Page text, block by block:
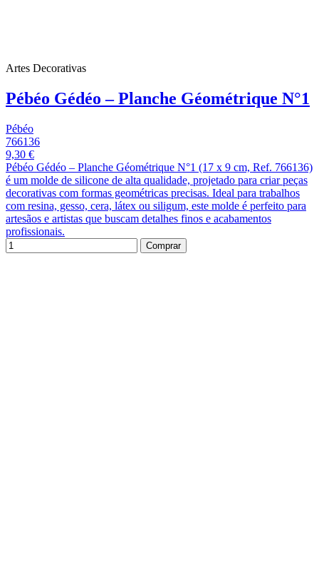
Artes Decorativas
Pébéo Gédéo – Planche Géométrique N°1
Pébéo
766136
9,30 €
Pébéo Gédéo – Planche Géométrique N°1 (17 x 9 cm, Ref. 766136)
é um molde de silicone de alta qualidade, projetado para criar peças
decorativas com formas geométricas precisas. Ideal para trabalhos
com resina, gesso, cera, látex ou siligum, este molde é perfeito para
artesãos e artistas que buscam detalhes finos e acabamentos
profissionais.
Comprar